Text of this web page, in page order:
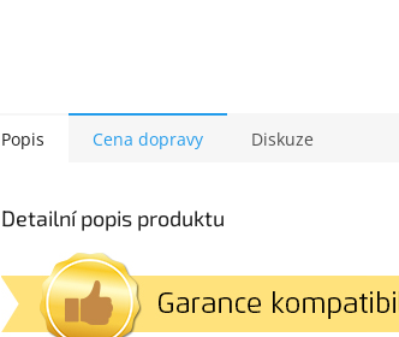
Popis Cena dopravy Diskuze
Detailní popis produktu